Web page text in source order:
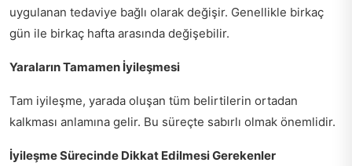
uygulanan tedaviye bağlı olarak değişir. Genellikle birkaç
gün ile birkaç hafta arasında değişebilir.
Yaraların Tamamen İyileşmesi
Tam iyileşme, yarada oluşan tüm belirtilerin ortadan
kalkması anlamına gelir. Bu süreçte sabırlı olmak önemlidir.
İyileşme Sürecinde Dikkat Edilmesi Gerekenler